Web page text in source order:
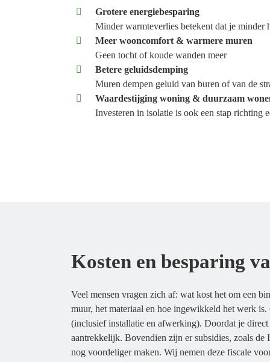
Grotere energiebesparing
Minder warmteverlies betekent dat je minder
Meer wooncomfort & warmere muren
Geen tocht of koude wanden meer
Betere geluidsdemping
Muren dempen geluid van buren of van de
Waardestijging woning & duurzaam
Investeren in isolatie is ook een stap richting
Kosten en besparing
Veel mensen vragen zich af: wat kost het om een
muur, het materiaal en hoe ingewikkeld het werk
(inclusief installatie en afwerking). Doordat je
aantrekkelijk. Bovendien zijn er subsidies, zoals
nog voordeliger maken. Wij nemen deze fiscale